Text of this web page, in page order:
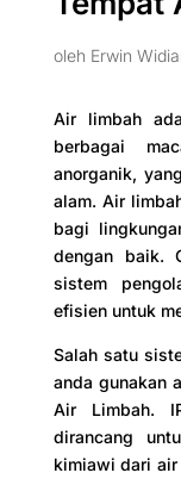
oleh Erwin
Air limbah
berbagai
anorganik,
alam. Air
bagi
dengan baik.
sistem
efisien untuk
Salah satu
anda gunakan
Air Limbah.
dirancang
kimiawi dari